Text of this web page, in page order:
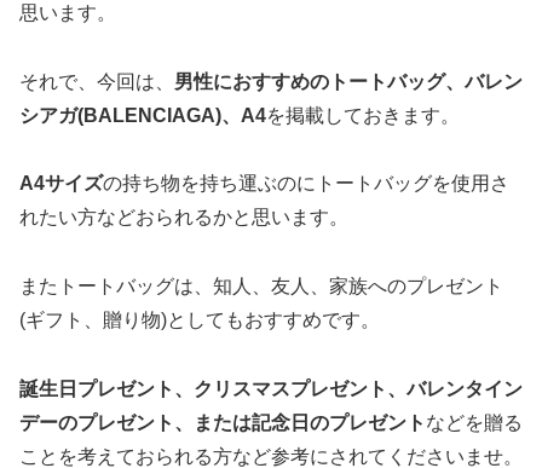
思います。
それで、今回は、 男性におすすめのトートバッグ、バレン
シアガ(BALENCIAGA)、A4を掲載しておきます。
A4サイズの持ち物を持ち運ぶのにトートバッグを使用さ
れたい方などおられるかと思います。
またトートバッグは、知人、友人、家族へのプレゼント
(ギフト、贈り物)としてもおすすめです。
誕生日プレゼント、クリスマスプレゼント、バレンタイン
デーのプレゼント、または記念日のプレゼント などを贈る
ことを考えておられる方など参考にされてくださいませ。